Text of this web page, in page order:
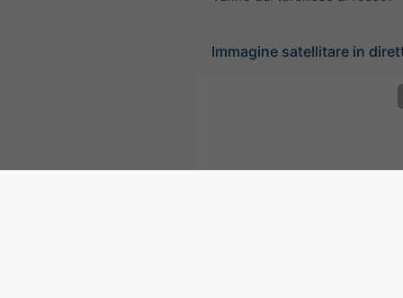
Immagine satellitare in